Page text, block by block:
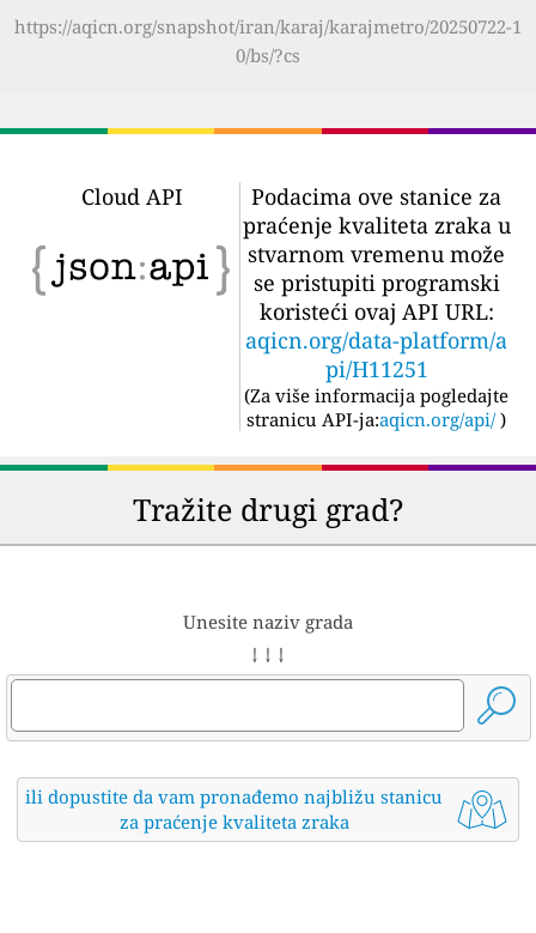
https://aqicn.org/snapshot/iran/karaj/karajmetro/20250722-1
0/bs/?cs
Cloud API
Podacima ove stanice za
praćenje kvaliteta zraka u
stvarnom vremenu može
se pristupiti programski
koristeći ovaj API URL:
aqicn.org/data-platform/a
pi/H11251
(Za više informacija pogledajte
stranicu API-ja:aqicn.org/api/ )
Tražite drugi grad?
Unesite naziv grada
↓ ↓ ↓
ili dopustite da vam pronađemo najbližu stanicu
za praćenje kvaliteta zraka